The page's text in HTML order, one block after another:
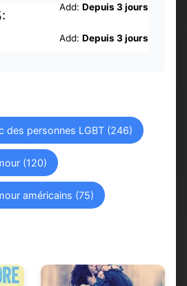
Add: Depuis 3 jours
Add: Depuis 3 jours
des personnes LGBT (246)
(120)
américains (75)